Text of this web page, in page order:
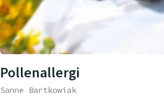
Pollenallergi
Sanne Bartkowiak